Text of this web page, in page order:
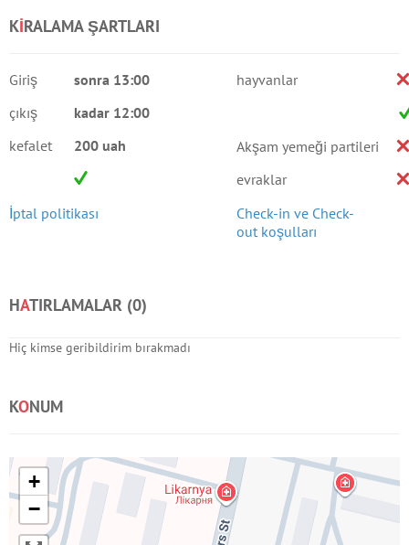
KIRALAMA ŞARTLARI
Giriş
sonra 13:00
çıkış
kadar 12:00
kefalet
200 uah
İptal politikası
hayvanlar
Akşam yemeği partileri
evraklar
Check-in ve Check-
out koşulları
HATIRLAMALAR (0)
Hiç kimse geribildirim bırakmadı
KONUM
+
−